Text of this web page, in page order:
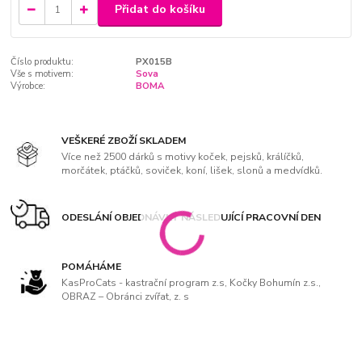
Přidat do košíku
Číslo produktu:
PX015B
Vše s motivem:
Sova
Výrobce:
BOMA
VEŠKERÉ ZBOŽÍ SKLADEM
Více než 2500 dárků s motivy koček, pejsků, králíčků,
morčátek, ptáčků, soviček, koní, lišek, slonů a medvídků.
ODESLÁNÍ OBJEDNÁVKY NÁSLEDUJÍCÍ PRACOVNÍ DEN
POMÁHÁME
KasProCats - kastrační program z.s, Kočky Bohumín z.s.,
OBRAZ – Obránci zvířat, z. s